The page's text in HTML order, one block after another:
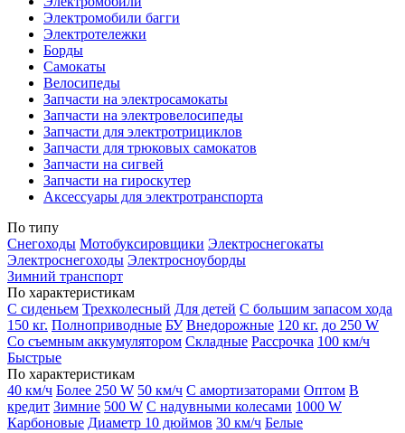
Электромобили багги
Электротележки
Борды
Самокаты
Велосипеды
Запчасти на электросамокаты
Запчасти на электровелосипеды
Запчасти для электротрициклов
Запчасти для трюковых самокатов
Запчасти на сигвей
Запчасти на гироскутер
Аксессуары для электротранспорта
По типу
Снегоходы Мотобуксировщики Электроснегокаты
Электроснегоходы Электросноуборды
Зимний транспорт
По характеристикам
С сиденьем Трехколесный Для детей С большим запасом хода
150 кг. Полноприводные БУ Внедорожные 120 кг. до 250 W
Со съемным аккумулятором Складные Рассрочка 100 км/ч
Быстрые
По характеристикам
40 км/ч Более 250 W 50 км/ч С амортизаторами Оптом В
кредит Зимние 500 W С надувными колесами 1000 W
Карбоновые Диаметр 10 дюймов 30 км/ч Белые